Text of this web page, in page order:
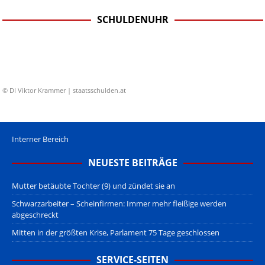
SCHULDENUHR
© DI Viktor Krammer | staatsschulden.at
Interner Bereich
NEUESTE BEITRÄGE
Mutter betäubte Tochter (9) und zündet sie an
Schwarzarbeiter – Scheinfirmen: Immer mehr fleißige werden
abgeschreckt
Mitten in der größten Krise, Parlament 75 Tage geschlossen
SERVICE-SEITEN